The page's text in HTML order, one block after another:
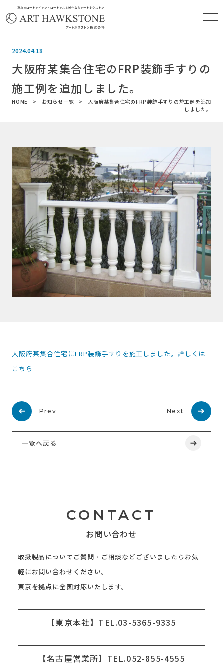
東京でロートアイアン・ロートアルミ製作ならアートホクストン
2024.04.18
大阪府某集合住宅のFRP装飾手すりの
施工例を追加しました。
HOME お知らせ一覧
大阪府某集合住宅のFRP装飾手すりの施工例を追加
しました。
大阪府某集合住宅にFRP装飾手すりを施工しました。詳しくは
こちら
Prev Next
一覧へ戻る
CONTACT
お問い合わせ
取扱製品についてご質問・ご相談などございましたらお気
軽にお問い合わせください。
東京を拠点に全国対応いたします。
【東京本社】TEL.03-5365-9335
【名古屋営業所】TEL.052-855-4555